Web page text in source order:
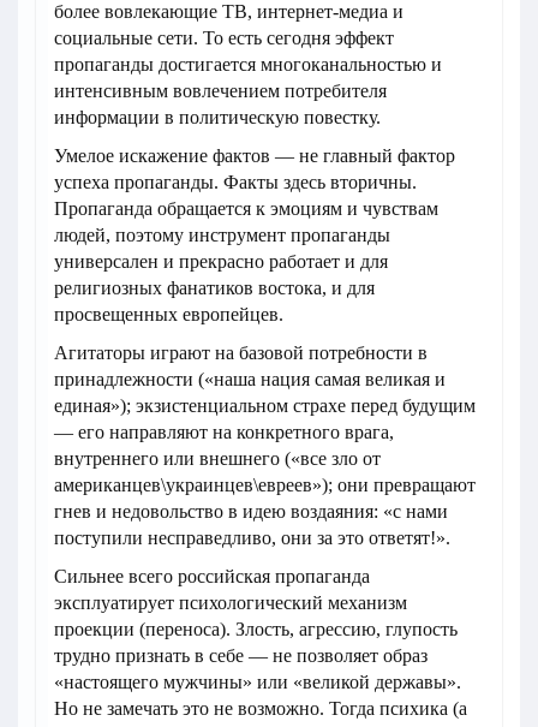
более вовлекающие ТВ, интернет-медиа и
социальные сети. То есть сегодня эффект
пропаганды достигается многоканальностью и
интенсивным вовлечением потребителя
информации в политическую повестку.
Умелое искажение фактов — не главный фактор
успеха пропаганды. Факты здесь вторичны.
Пропаганда обращается к эмоциям и чувствам
людей, поэтому инструмент пропаганды
универсален и прекрасно работает и для
религиозных фанатиков востока, и для
просвещенных европейцев.
Агитаторы играют на базовой потребности в
принадлежности («наша нация самая великая и
единая»); экзистенциальном страхе перед будущим
— его направляют на конкретного врага,
внутреннего или внешнего («все зло от
американцев\украинцев\евреев»); они превращают
гнев и недовольство в идею воздаяния: «с нами
поступили несправедливо, они за это ответят!».
Сильнее всего российская пропаганда
эксплуатирует психологический механизм
проекции (переноса). Злость, агрессию, глупость
трудно признать в себе — не позволяет образ
«настоящего мужчины» или «великой державы».
Но не замечать это не возможно. Тогда психика (а